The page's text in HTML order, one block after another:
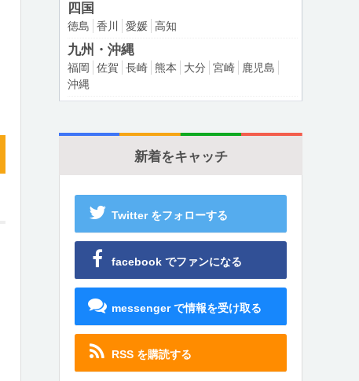
四国
徳島 香川 愛媛 高知
九州・沖縄
福岡 佐賀 長崎 熊本 大分 宮崎
鹿児島
沖縄
新着をキャッチ
Twitter をフォローする
facebook でファンになる
messenger で情報を受け取る
RSS を購読する